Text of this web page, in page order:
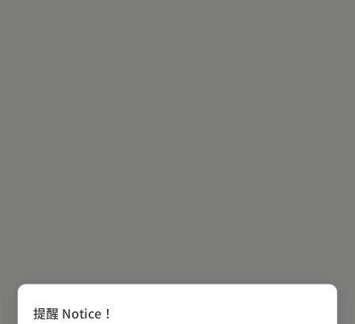
提醒 Notice！